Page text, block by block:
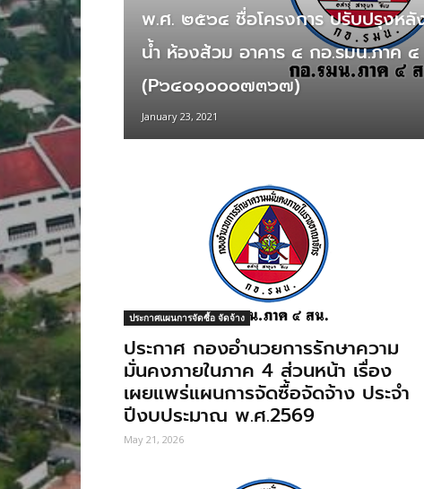
พ.ศ. ๒๕๖๔ ชื่อโครงการ ปรับปรุงหลั
นํ้า ห้องส้วม อาคาร ๔ กอ.รมน.ภาค
(P๖๔๐๑๐๐๐๗๓๖๗)
January 23, 2021
ประกาศแผนการจัดซื้อ จัดจ้าง
ประกาศ กองอำนวยการรักษาความ
มั่นคงภายในภาค 4 ส่วนหน้า เรื่อง
เผยแพร่แผนการจัดซื้อจัดจ้าง ประจำ
ปีงบประมาณ พ.ศ.2569
May 21, 2026